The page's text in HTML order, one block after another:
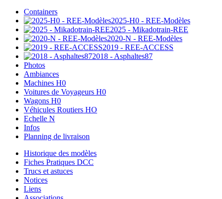
Containers
2025-H0 - REE-Modèles
2025 - Mikadotrain-REE
2020-N - REE-Modèles
2019 - REE-ACCESS
2018 - Asphaltes87
Photos
Ambiances
Machines H0
Voitures de Voyageurs H0
Wagons H0
Véhicules Routiers HO
Echelle N
Infos
Planning de livraison
Historique des modèles
Fiches Pratiques DCC
Trucs et astuces
Notices
Liens